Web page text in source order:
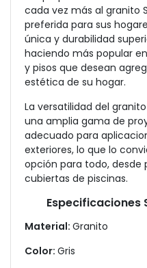
cada vez más al granito
preferida para sus
única y durabilidad
haciendo más popular
y pisos que desean
estética de su hogar.
La versatilidad del
una amplia gama de
adecuado para
exteriores, lo que lo
opción para todo, desde
cubiertas de piscinas.
Especificaciones
Material: Granito
Color: Gris